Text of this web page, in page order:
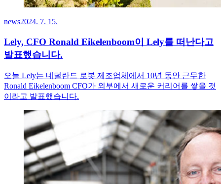
news2024. 7. 15.
Lely, CFO Ronald Eikelenboom이 Lely를 떠난다고
발표했습니다.
오늘 Lely는 네덜란드 로봇 제조업체에서 10년 동안 근무한
Ronald Eikelenboom CFO가 외부에서 새로운 커리어를 쌓을 것
이라고 발표했습니다.